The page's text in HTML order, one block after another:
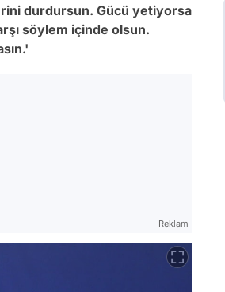
durdursun. Gücü yetiyorsa
söylem içinde olsun.
Reklam